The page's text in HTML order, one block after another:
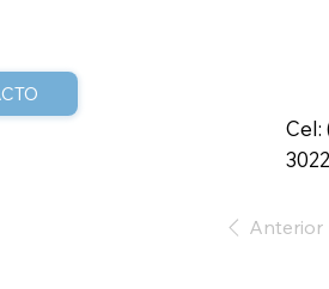
Cel:
Anterior